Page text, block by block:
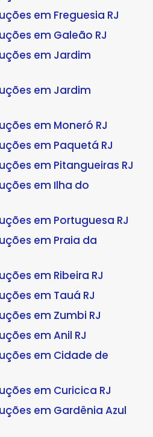
em Freguesia RJ
em Galeão RJ
em Jardim
em Jardim
em Moneró RJ
em Paquetá RJ
em Pitangueiras RJ
em Ilha do
em Portuguesa RJ
em Praia da
em Ribeira RJ
em Tauá RJ
em Zumbi RJ
em Anil RJ
em Cidade de
em Curicica RJ
em Gardênia Azul